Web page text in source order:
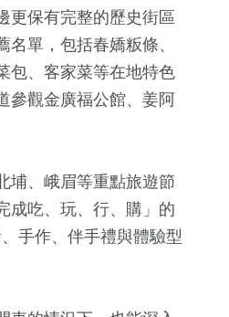
更保有完整的歷史街區
單，包括春嬌粄條、
包、客家菜等在地特色
參觀金廣福公館、姜阿
埔、峨眉等重點旅遊節
成吃、玩、行、購」的
手作、伴手禮與體驗型
鏡
6 +
評論
134
熱門